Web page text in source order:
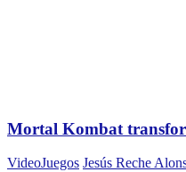
Mortal Kombat
VideoJuegos Jesús Reche